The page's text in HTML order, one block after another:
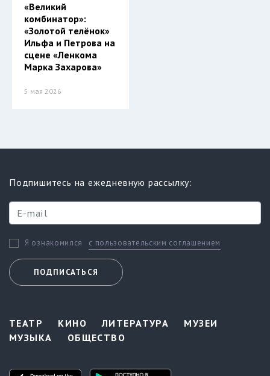
«Великий
комбинатор»:
«Золотой телёнок»
Ильфа и Петрова на
сцене «Ленкома
Марка Захарова»
5 мая 2026
Подпишитесь на ежедневную рассылку:
Я ознакомился с пользовательским соглашением
ПОДПИСАТЬСЯ
ТЕАТР КИНО ЛИТЕРАТУРА
МУЗЕИ
МУЗЫКА
ОБЩЕСТВО